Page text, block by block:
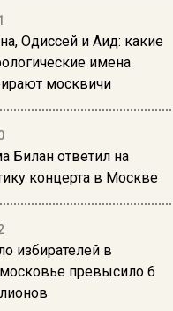
Одиссей и Аид: какие
имена
москвичи
Билан ответил на
концерта в Москве
избирателей в
превысило 6